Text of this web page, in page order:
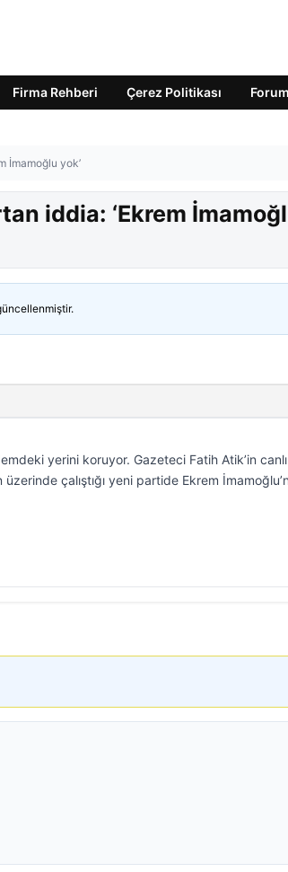
Firma Rehberi Çerez Politikası Forum
İmamoğlu yok’
iddia: ‘Ekrem
yerini koruyor. Gazeteci Fatih Atik’in canlı
çalıştığı yeni partide Ekrem